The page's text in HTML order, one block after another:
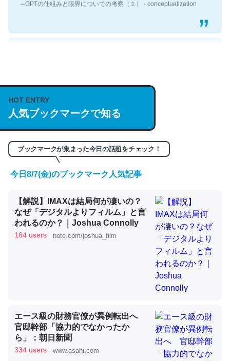
https://isobe324649.hatenablog.com/entry/2023/03/27
/064121
─GPTの仕組みと限界についての考察（１） - conceptualization
くらい。小説でいう「ずっと前の伏線」は回収されないけ
ど、短期記憶というには多い分量。進化すればするほど分
かりやすく強くなりそう
─GPTの仕組みと限界についての考察（１） - conceptualization
コオロギのカルシウム分はエビの600分の1程度。
─ニュース :: 【研究発表】昆虫学の大問題＝「昆虫はなぜ海にいな
いのか」に関する新仮説
HOT ENTRY
人気ブックマークで知る
ブックマークが集まった今日の話題をチェック！
今日8/7(金)のブックマーク人気記事
【解説】IMAXは結局何が凄いの？
なぜ「デジタルよりフィルム」と言
われるのか？｜Joshua Connolly
164 users note.com/joshua_film
エース級の財務官僚が異例転出へ
官邸幹部「協力的でなかったか
ら」：朝日新聞
334 users www.asahi.com